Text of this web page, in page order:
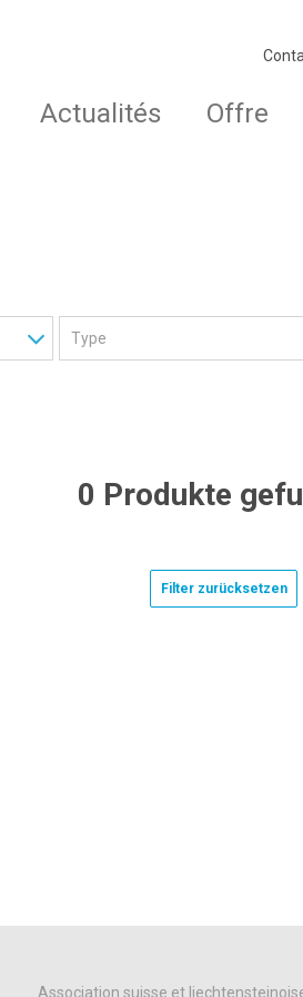
Actualités Offre
0 Produkte
Filter zurücksetzen
Association suisse et